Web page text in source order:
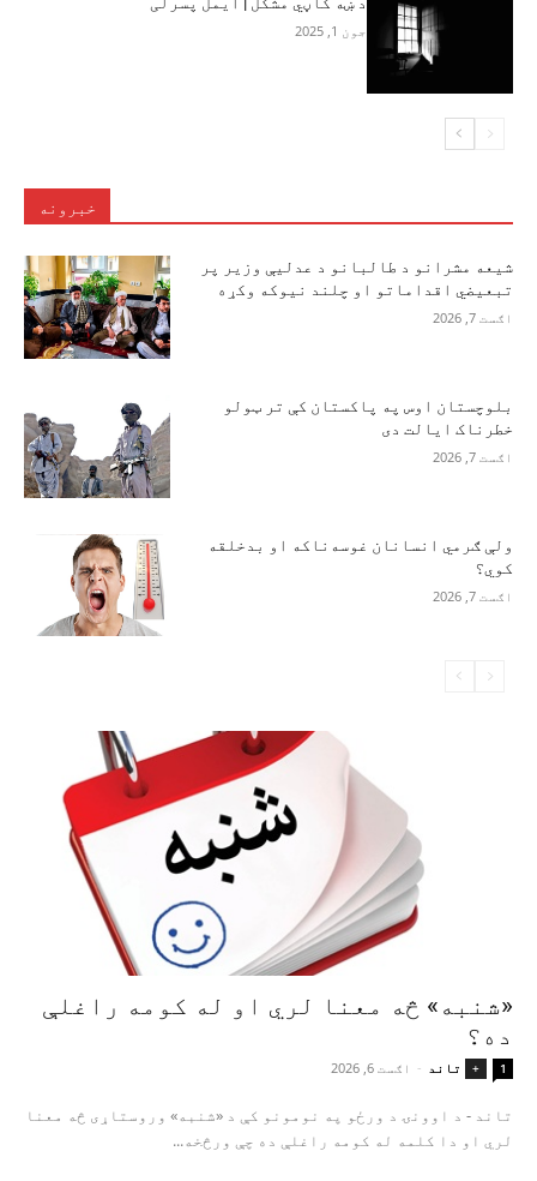
جون 1, 2025
خبرونه
شیعه مشرانو د طالبانو د عدلیې وزیر پر
تبعیضي اقداماتو او چلند نیوکه وکړه
اګست 7, 2026
بلوچستان اوس په پاکستان کې تر ټولو
خطرناک ایالت دی
اګست 7, 2026
ولې ګرمي انسانان غوسه‌ناکه او بدخلقه
کوي؟
اګست 7, 2026
«شنبه» څه معنا لري او له کومه راغلې
ده؟
+ تاند - اګست 6, 2026 1
تاند - د اوونۍ د ورځو په نومونو کې د «شنبه» وروستاړی څه معنا
لري او دا کلمه له کومه راغلې ده چې ورڅخه...